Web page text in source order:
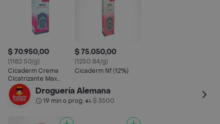
$ 70.950,00
(1182.50/g)
Cicaderm Crema
Cicatrizante Max
Protege Regenera
Humecta
$ 75.050,00
(1250.84/g)
Cicaderm Nf (12%)
Droguería Alemana
19 min o prog.• $ 3500